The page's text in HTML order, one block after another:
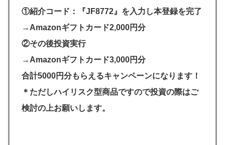
①紹介コード：『JF8772』を入力し本登録を完了
→Amazonギフトカード2,000円分
②その後投資実行
→Amazonギフトカード3,000円分
合計5000円分もらえるキャンペーンになります！
＊ただしハイリスク型商品ですので投資の際はご
検討の上お願いします。